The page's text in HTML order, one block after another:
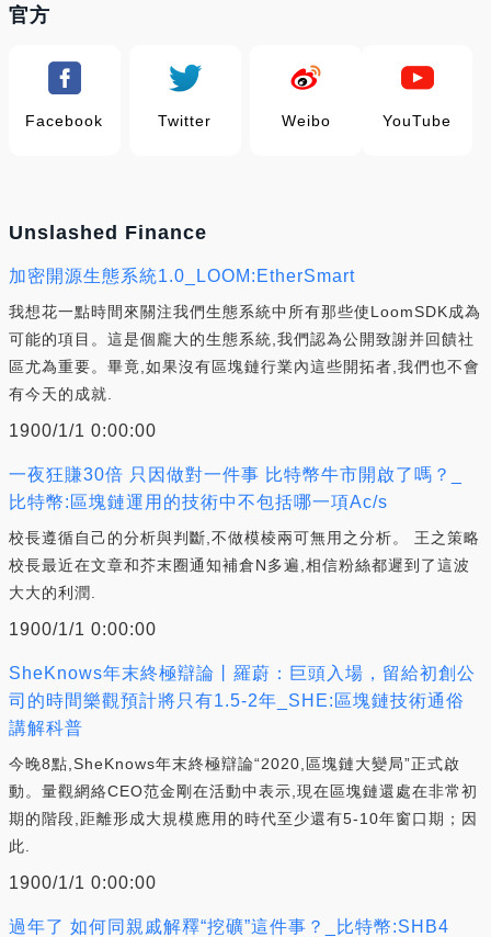
官方
Facebook Twitter Weibo YouTube
Unslashed Finance
加密開源生態系統1.0_LOOM:EtherSmart
我想花一點時間來關注我們生態系統中所有那些使LoomSDK成為
可能的項目。這是個龐大的生態系統,我們認為公開致謝并回饋社
區尤為重要。畢竟,如果沒有區塊鏈行業內這些開拓者,我們也不會
有今天的成就.
1900/1/1 0:00:00
一夜狂賺30倍 只因做對一件事 比特幣牛市開啟了嗎？_
比特幣:區塊鏈運用的技術中不包括哪一項Ac/s
校長遵循自己的分析與判斷,不做模棱兩可無用之分析。 王之策略
校長最近在文章和芥末圈通知補倉N多遍,相信粉絲都遲到了這波
大大的利潤.
1900/1/1 0:00:00
SheKnows年末終極辯論丨羅蔚：巨頭入場，留給初創公
司的時間樂觀預計將只有1.5-2年_SHE:區塊鏈技術通俗
講解科普
今晚8點,SheKnows年末終極辯論“2020,區塊鏈大變局”正式啟
動。量觀網絡CEO范金剛在活動中表示,現在區塊鏈還處在非常初
期的階段,距離形成大規模應用的時代至少還有5-10年窗口期；因
此.
1900/1/1 0:00:00
過年了 如何同親戚解釋“挖礦”這件事？_比特幣:SHB4